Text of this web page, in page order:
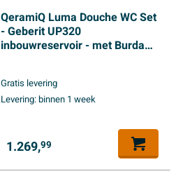
QeramiQ Luma Douche WC Set
- Geberit UP320
inbouwreservoir - met Burda
knoppen - glans wit
Gratis levering
Levering:binnen 1 week
1.269,99